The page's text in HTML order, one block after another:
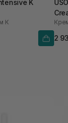
K
К
2